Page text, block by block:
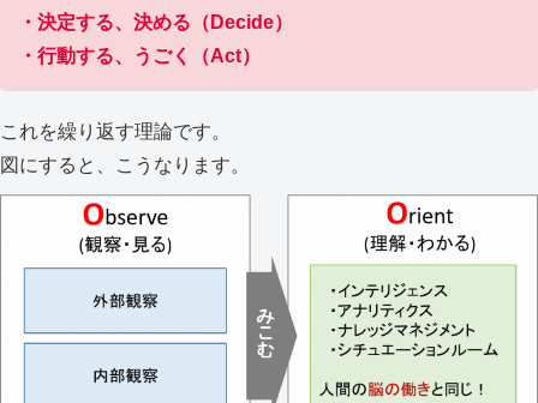
・決定する、決める（Decide）
・行動する、うごく（Act）
これを繰り返す理論です。
図にすると、こうなります。